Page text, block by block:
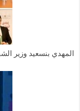
المهدي بنسعيد وزير